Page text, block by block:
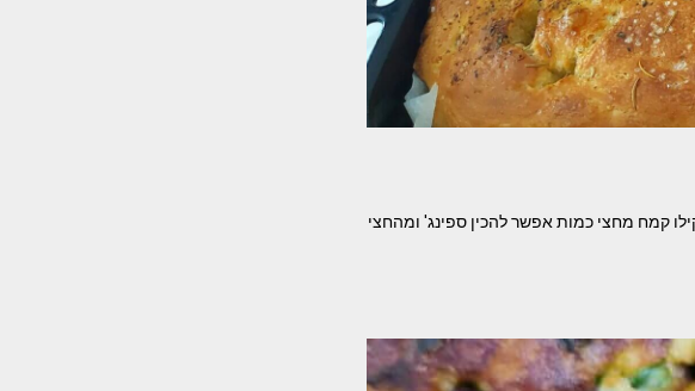
קמח מחצי כמות אפשר להכין ספינג' ומהחצי